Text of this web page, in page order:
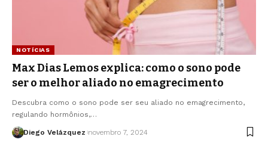
NOTÍCIAS
Max Dias Lemos explica: como o sono pode
ser o melhor aliado no emagrecimento
Descubra como o sono pode ser seu aliado no emagrecimento,
regulando hormônios,…
Diego Velázquez novembro 7, 2024